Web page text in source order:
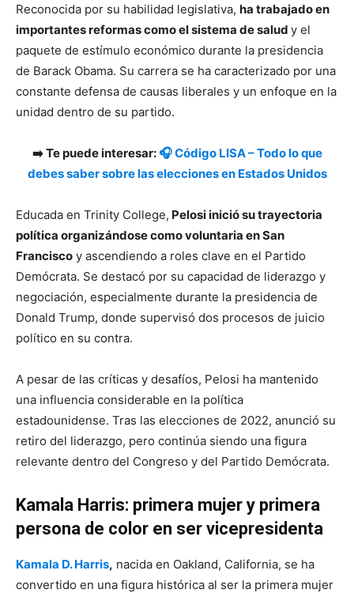
Reconocida por su habilidad legislativa, ha trabajado en
importantes reformas como el sistema de salud y el
paquete de estímulo económico durante la presidencia
de Barack Obama. Su carrera se ha caracterizado por una
constante defensa de causas liberales y un enfoque en la
unidad dentro de su partido.
➡️ Te puede interesar: 🎧 Código LISA – Todo lo que
debes saber sobre las elecciones en Estados Unidos
Educada en Trinity College, Pelosi inició su trayectoria
política organizándose como voluntaria en San
Francisco y ascendiendo a roles clave en el Partido
Demócrata. Se destacó por su capacidad de liderazgo y
negociación, especialmente durante la presidencia de
Donald Trump, donde supervisó dos procesos de juicio
político en su contra.
A pesar de las críticas y desafíos, Pelosi ha mantenido
una influencia considerable en la política
estadounidense. Tras las elecciones de 2022, anunció su
retiro del liderazgo, pero continúa siendo una figura
relevante dentro del Congreso y del Partido Demócrata.
Kamala Harris: primera mujer y primera
persona de color en ser vicepresidenta
Kamala D. Harris, nacida en Oakland, California, se ha
convertido en una figura histórica al ser la primera mujer